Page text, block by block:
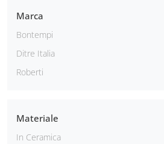
Marca
Bontempi
Ditre Italia
Roberti
Materiale
In Ceramica